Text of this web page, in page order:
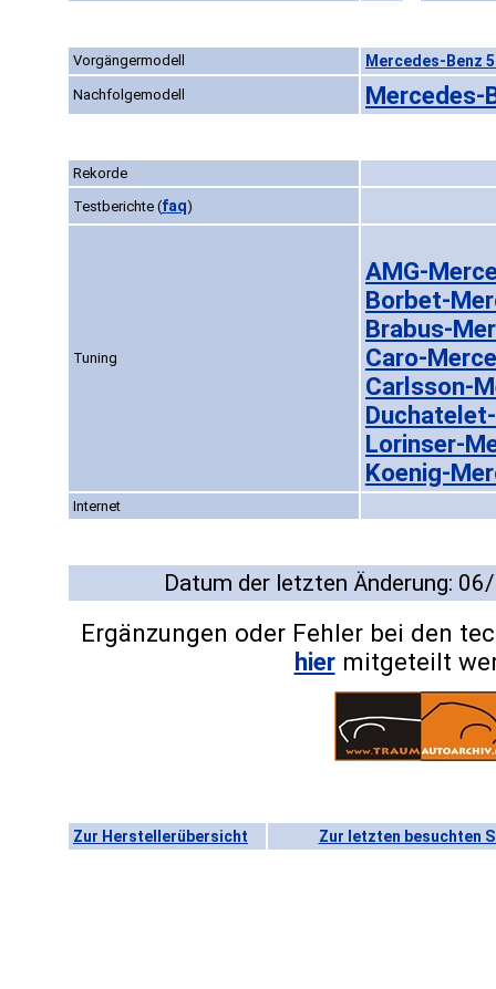
Vorgängermodell Mercedes-Benz
Nachfolgemodell Mercedes-
Rekorde
Testberichte (faq)
Tuning
AMG-
Borbet-
Brabus-
Caro-
Carlsson-
Lorinser-
Koenig-
Internet
Datum der letzten Änderung:
Ergänzungen oder Fehler bei den
hiermitgeteilt
Zur Herstellerübersicht Zur letzten besuchten